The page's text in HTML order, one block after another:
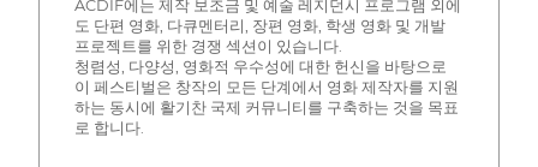
ACDIF에는 제작 보조금 및 예술 레지던시 프로그램 외에
도 단편 영화, 다큐멘터리, 장편 영화, 학생 영화 및 개발
프로젝트를 위한 경쟁 섹션이 있습니다.
청렴성, 다양성, 영화적 우수성에 대한 헌신을 바탕으로
이 페스티벌은 창작의 모든 단계에서 영화 제작자를 지원
하는 동시에 활기찬 국제 커뮤니티를 구축하는 것을 목표
로 합니다.